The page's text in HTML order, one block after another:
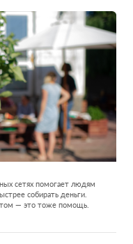
сетях помогает людям
собирать деньги.
— это тоже помощь.